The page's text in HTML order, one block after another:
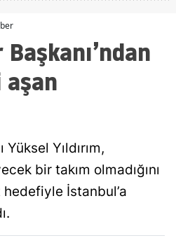
Yıldırım,
bir takım olmadığını
İstanbul’a